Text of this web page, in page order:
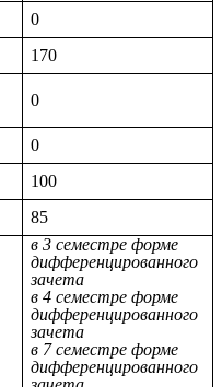
0
170
0
0
100
85
в 3 семестре форме
дифференцированного
зачета
в 4 семестре форме
дифференцированного
зачета
в 7 семестре форме
дифференцированного